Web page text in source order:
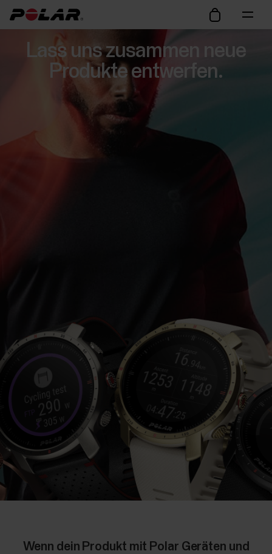
Lass uns zusammen neue
Produkte entwerfen.
Wenn dein Produkt mit Polar Geräten und